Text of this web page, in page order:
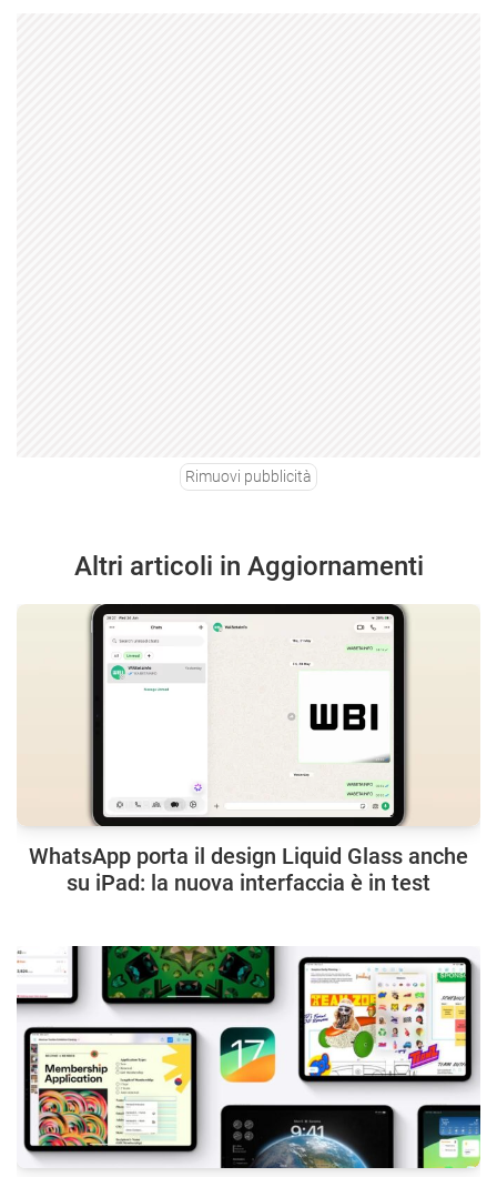
Rimuovi pubblicità
Altri articoli in Aggiornamenti
WhatsApp porta il design Liquid Glass anche
su iPad: la nuova interfaccia è in test